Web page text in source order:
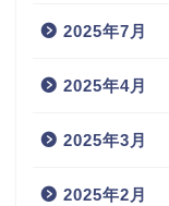
2025年7月
2025年4月
2025年3月
2025年2月